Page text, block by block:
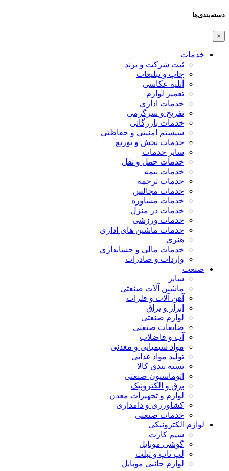
دسته‌بندی‌ها
×
خدمات
ثبت شرکت و برند
چاپ و تبلیغات
آتلیه عکاسی
تعمیر لوازم
خدمات اداری
تفریح و سرگرمی
خدمات بازرگانی
سیستم امنیتی و حفاظتی
خدمات پخش و توزیع
سایر خدمات
خدمات حمل و نقل
خدمات بیمه
خدمات ترجمه
خدمات مجالس
خدمات مشاوره
خدمات در منزل
خدمات ورزشی
خدمات ماشین های اداری
هنری
خدمات مالی و حسابداری
واردات و صادرات
صنعت
سایر
ماشین آلات صنعتی
آهن آلات و فلزات
ابزار و یراق
لوازم صنعتی
ضایعات صنعتی
آب و فاضلاب
مواد شیمیایی و معدنی
تولید مواد غذایی
بسته بندی کالا
اتوماسیون صنعتی
برق و الکترونیک
لوازم و تجهیزات معدن
کشاورزی و دامداری
خدمات صنعتی
لوازم الکترونیکی
سیم کارت
گوشی موبایل
لپ تاپ و تبلت
لوازم جانبی موبایل